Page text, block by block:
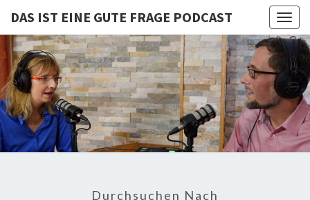
DAS IST EINE GUTE FRAGE PODCAST
DAS IST
EINE
GUTE
FRAGE
Von Cornelia Und
Volker
Quaschning – Der
Podcast Zur
Klimakrise Und
Energierevolution
Energiewende-
Durchsuchen Nach